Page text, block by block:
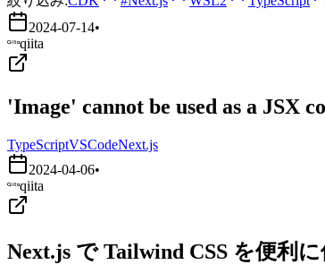
2024-07-14•
qiita
'Image' cannot be used as a JSX
TypeScriptVSCodeNext.js
2024-04-06•
qiita
Next.js で Tailwind CSS を便利